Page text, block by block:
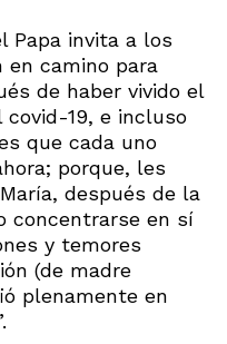
Papa invita a los
en camino para
de haber vivido el
19, e incluso
que cada uno
porque, les
después de la
concentrarse en sí
y temores
(de madre
plenamente en